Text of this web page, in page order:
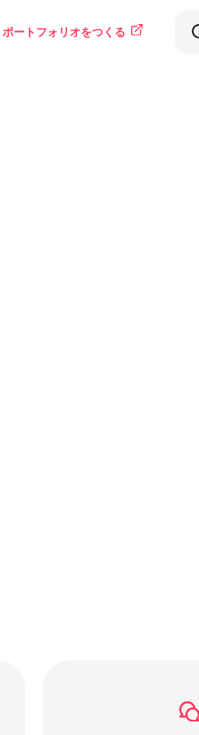
ポートフォリオをつくる